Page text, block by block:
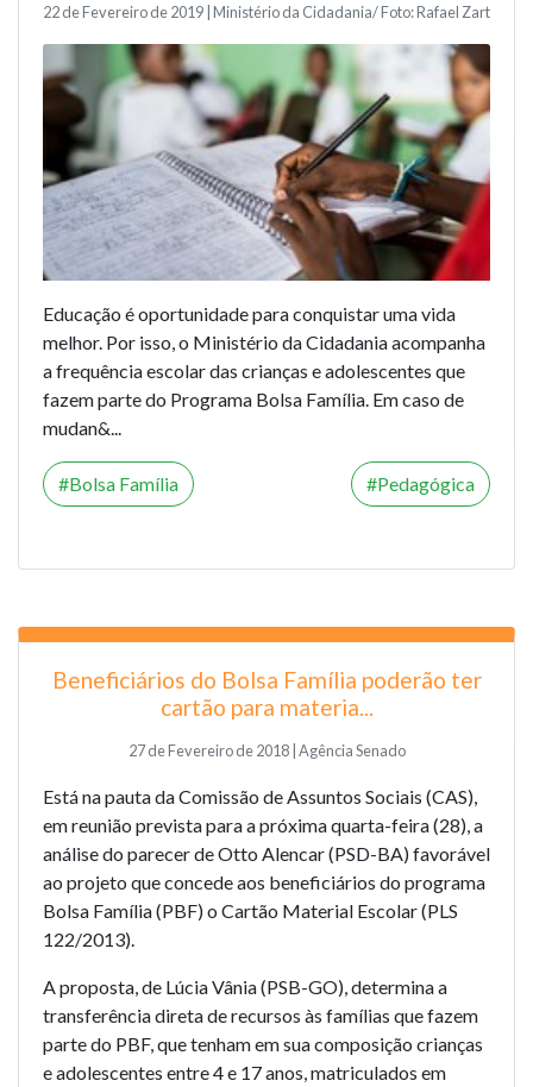
22 de Fevereiro de 2019 | Ministério da Cidadania/ Foto: Rafael Zart
Educação é oportunidade para conquistar uma vida
melhor. Por isso, o Ministério da Cidadania acompanha
a frequência escolar das crianças e adolescentes que
fazem parte do Programa Bolsa Família. Em caso de
mudan&...
Bolsa Família Pedagógica
Beneficiários do Bolsa Família poderão ter
cartão para materia...
27 de Fevereiro de 2018 | Agência Senado
Está na pauta da Comissão de Assuntos Sociais (CAS),
em reunião prevista para a próxima quarta-feira (28), a
análise do parecer de Otto Alencar (PSD-BA) favorável
ao projeto que concede aos beneficiários do programa
Bolsa Família (PBF) o Cartão Material Escolar (PLS
122/2013).
A proposta, de Lúcia Vânia (PSB-GO), determina a
transferência direta de recursos às famílias que fazem
parte do PBF, que tenham em sua composição crianças
e adolescentes entre 4 e 17 anos, matriculados em